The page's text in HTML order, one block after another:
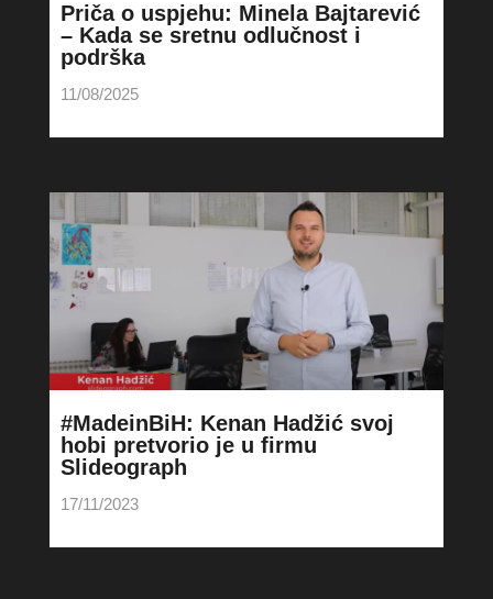
Priča o uspjehu: Minela Bajtarević
– Kada se sretnu odlučnost i
podrška
11/08/2025
#MadeinBiH: Kenan Hadžić svoj
hobi pretvorio je u firmu
Slideograph
17/11/2023